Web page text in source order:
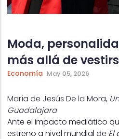
Moda,
más allá de
Economía May 05, 2026
María de Jesús De la Mora,
Guadalajara
Ante el impacto mediático
estreno a nivel mundial de El